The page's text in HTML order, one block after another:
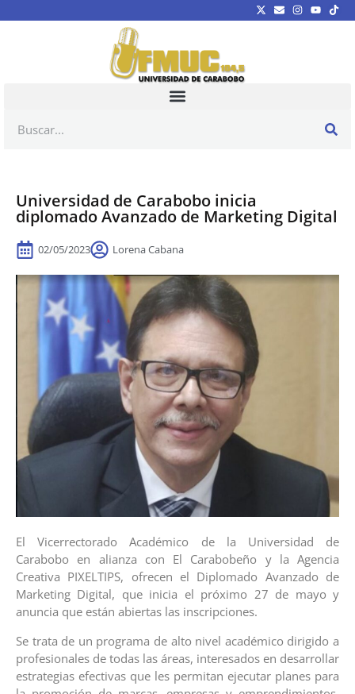
Universidad de Carabobo inicia
diplomado Avanzado de Marketing Digital
02/05/2023 Lorena Cabana
El Vicerrectorado Académico de la Universidad de
Carabobo en alianza con El Carabobeño y la Agencia
Creativa PIXELTIPS, ofrecen el Diplomado Avanzado de
Marketing Digital, que inicia el próximo 27 de mayo y
anuncia que están abiertas las inscripciones.
Se trata de un programa de alto nivel académico dirigido a
profesionales de todas las áreas, interesados en desarrollar
estrategias efectivas que les permitan ejecutar planes para